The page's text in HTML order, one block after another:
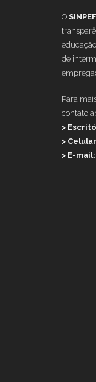
O
de
Para
contato
>
>
> E-